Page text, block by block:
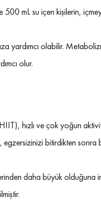
mL su içen kişilerin,
yardımcı olabilir.
olur.
hızlı ve çok yoğun
bitirdikten sonra
daha büyük olduğuna